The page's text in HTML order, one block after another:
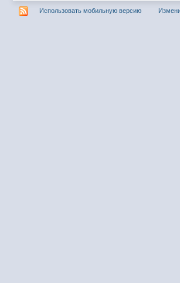
Использовать мобильную версию